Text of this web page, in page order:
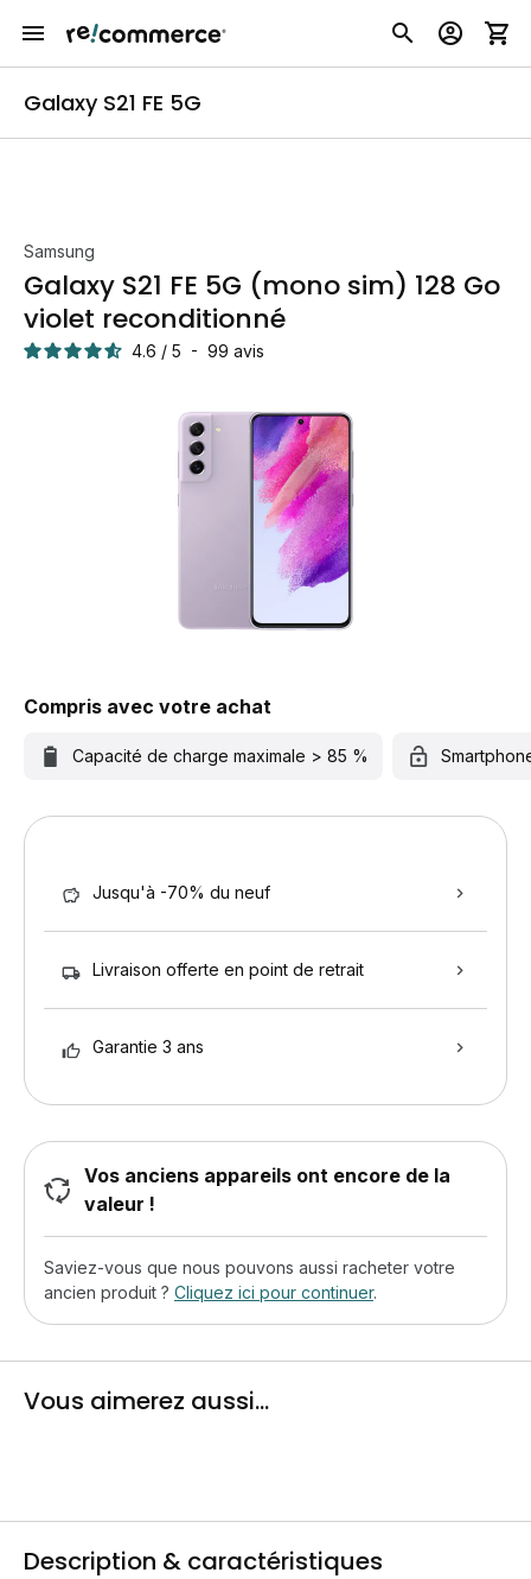
Galaxy S21 FE 5G
Samsung
Galaxy S21 FE 5G (mono sim) 128 Go
violet reconditionné
4.6 / 5 - 99 avis
Compris avec votre achat
Capacité de charge maximale > 85 %
Jusqu'à -70% du neuf
Livraison offerte en point de retrait
Garantie 3 ans
Vos anciens appareils ont encore de la
valeur !
Saviez-vous que nous pouvons aussi racheter votre
ancien produit ? Cliquez ici pour continuer.
Vous aimerez aussi...
Description & caractéristiques